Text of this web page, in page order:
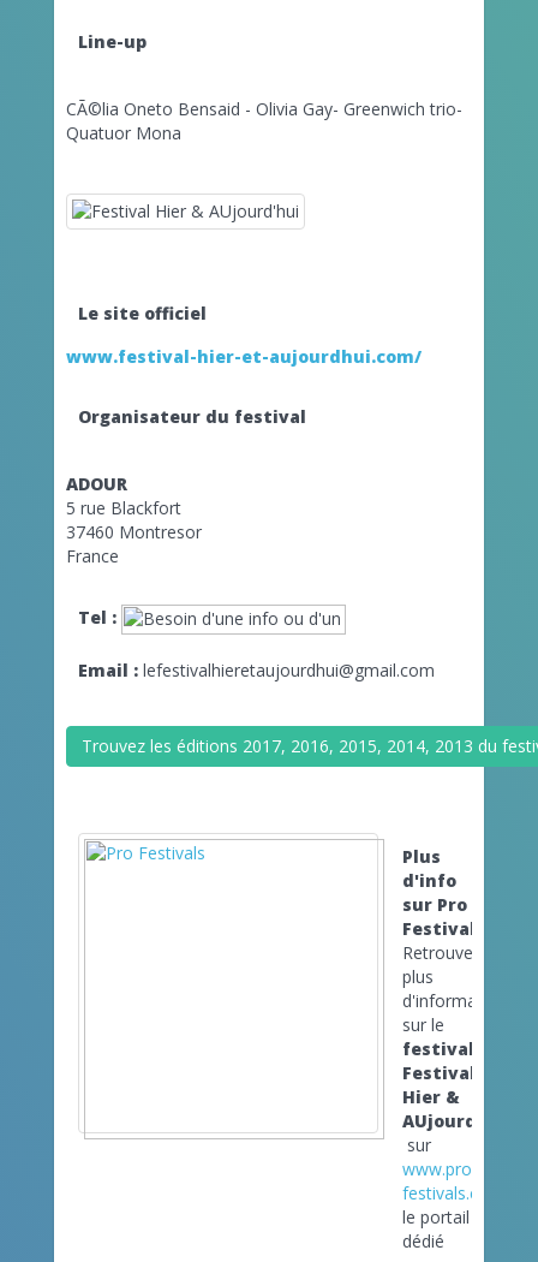
Line-up
CÃ©lia Oneto Bensaid - Olivia Gay- Greenwich trio-
Quatuor Mona
Le site officiel
www.festival-hier-et-aujourdhui.com/
Organisateur du festival
ADOUR
5 rue Blackfort
37460 Montresor
France
Tel :
Email : lefestivalhieretaujourdhui@gmail.com
Trouvez les éditions 2017, 2016, 2015, 2014, 2013 du
Plus
d'info
sur Pro
Festivals
Retrouvez
plus
d'informations
sur le
festival
Festival
Hier &
AUjourd'hui
sur
www.pro-
festivals.com
le portail
dédié